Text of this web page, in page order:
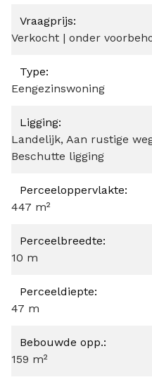
Vraagprijs:
Verkocht | onder
Type:
Eengezinswoning
Ligging:
Landelijk, Aan rustige
Beschutte ligging
Perceeloppervlakte:
447 m²
Perceelbreedte:
10 m
Perceeldiepte:
47 m
Bebouwde opp.:
159 m²